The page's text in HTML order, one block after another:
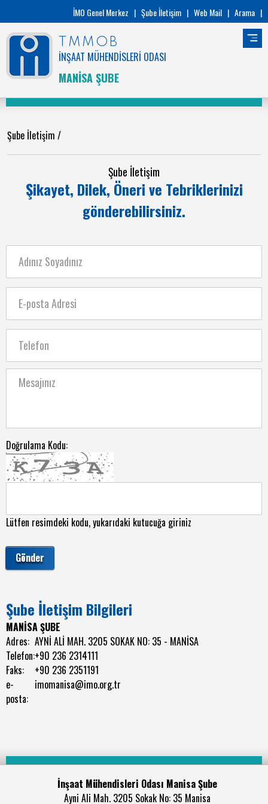
İMO Genel Merkez | Şube İletişim | Web Mail | Arama |
TMMOB
İNŞAAT MÜHENDİSLERİ ODASI
MANİSA ŞUBE
Şube İletişim /
Şube İletişim
Şikayet, Dilek, Öneri ve Tebriklerinizi
gönderebilirsiniz.
Doğrulama Kodu:
Lütfen resimdeki kodu, yukarıdaki kutucuğa giriniz
Şube İletişim Bilgileri
MANİSA ŞUBE
Adres: AYNİ ALİ MAH. 3205 SOKAK NO: 35 - MANİSA
Telefon:+90 236 2314111
Faks:
+90 236 2351191
e-
posta:
imomanisa@imo.org.tr
İnşaat Mühendisleri Odası Manisa Şube
Ayni Ali Mah. 3205 Sokak No: 35 Manisa